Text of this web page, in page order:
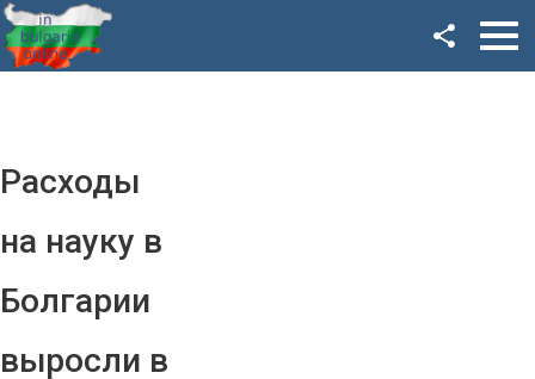
Расходы
на науку в
Болгарии
выросли в